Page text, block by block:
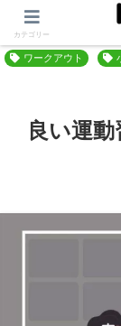
ホーム
ワークアウト
良い運
カテゴリー